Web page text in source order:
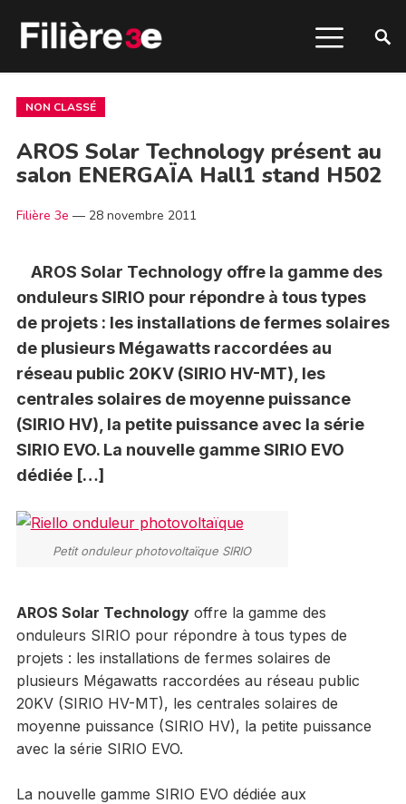
NON CLASSÉ
AROS Solar Technology présent au
salon ENERGAÏA Hall1 stand H502
Filière 3e — 28 novembre 2011
AROS Solar Technology offre la gamme des
onduleurs SIRIO pour répondre à tous types
de projets : les installations de fermes solaires
de plusieurs Mégawatts raccordées au
réseau public 20KV (SIRIO HV-MT), les
centrales solaires de moyenne puissance
(SIRIO HV), la petite puissance avec la série
SIRIO EVO. La nouvelle gamme SIRIO EVO
dédiée […]
Petit onduleur photovoltaïque SIRIO
AROS Solar Technologyoffre la gamme des
onduleurs SIRIO pour répondre à tous types de
projets : les installations de fermes solaires de
plusieurs Mégawatts raccordées au réseau public
20KV (SIRIO HV-MT), les centrales solaires de
moyenne puissance (SIRIO HV), la petite puissance
avec la série SIRIO EVO.
La nouvelle gamme SIRIO EVO dédiée aux